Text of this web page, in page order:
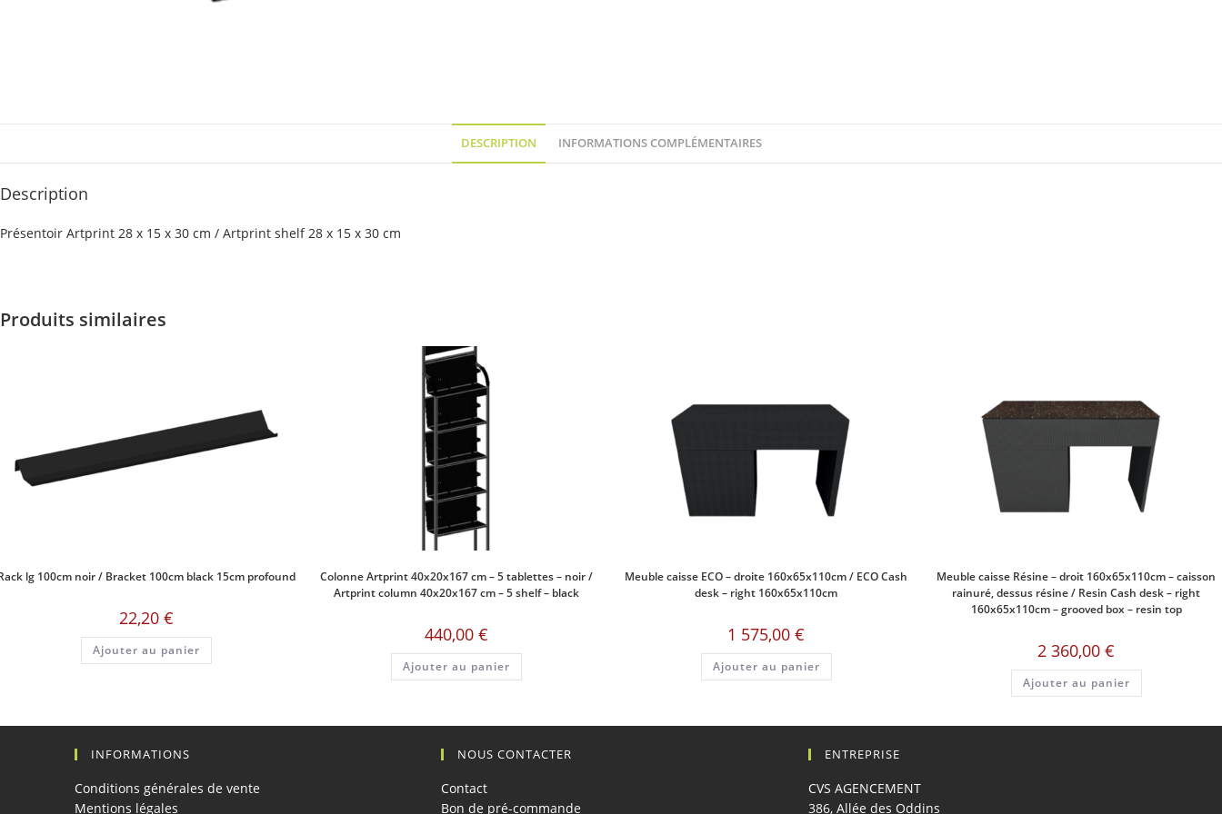
DESCRIPTION INFORMATIONS COMPLÉMENTAIRES
Description
Présentoir Artprint 28 x 15 x 30 cm / Artprint shelf 28 x 15 x 30 cm
Produits similaires
lg 100cm noir / Bracket 100cm black 15cm profound
22,20 €
Ajouter au panier
Colonne Artprint 40x20x167 cm – 5 tablettes – noir /
Artprint column 40x20x167 cm – 5 shelf – black
440,00 €
Ajouter au panier
Meuble caisse ECO – droite 160x65x110cm / ECO Cash
desk – right 160x65x110cm
1 575,00 €
Ajouter au panier
Meuble caisse Résine – droit 160x65x110cm – caisson
rainuré, dessus résine / Resin Cash desk – right
160x65x110cm – grooved box – resin top
2 360,00 €
Ajouter au panier
INFORMATIONS
Conditions générales de vente
Mentions légales
NOUS CONTACTER
Contact
Bon de pré-commande
ENTREPRISE
CVS AGENCEMENT
386, Allée des Oddins